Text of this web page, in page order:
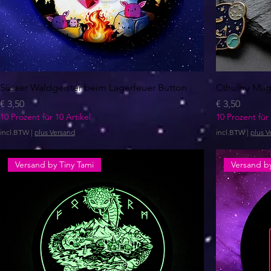
Süsser Waldgeister beim Lagerfeuer Button
Prijs
€ 3,50
10 Prozent für 10 Artikel
incl.BTW | plus Versand
Cthulhu
Prijs
€ 3,50
10 Prozent
incl.BTW | plus
Versand by Tiny Tami Versand